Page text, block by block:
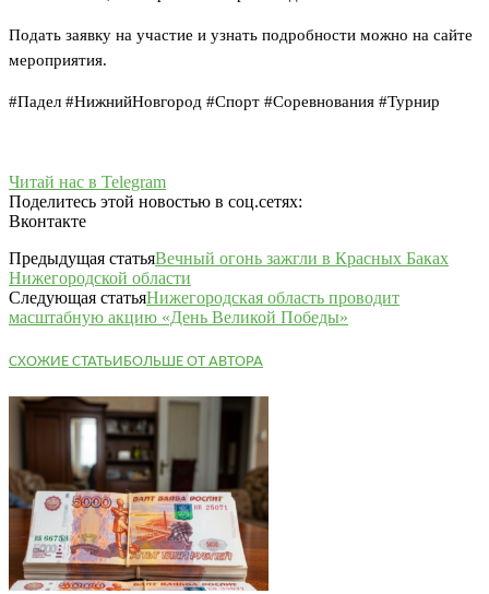
Подать заявку на участие и узнать подробности можно на сайте
мероприятия.
#Падел #НижнийНовгород #Спорт #Соревнования #Турнир
Читай нас в Telegram
Поделитесь этой новостью в соц.сетях:
Вконтакте
Предыдущая статьяВечный огонь зажгли в Красных Баках
Нижегородской области
Следующая статьяНижегородская область проводит
масштабную акцию «День Великой Победы»
СХОЖИЕ СТАТЬИБОЛЬШЕ ОТ АВТОРА